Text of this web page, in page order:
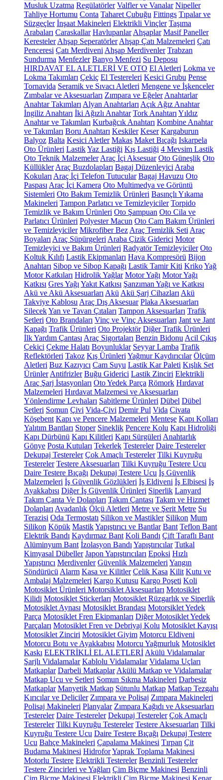
Musluk Uzatma Regülatörler Valfler ve Vanalar Nipeller
Tahliye Hortumu Conta Taharet Çubuğu Fittings Tıpalar ve
Süzgeçler İnşaat Makineleri Elektrikli Vinçler Taşıma
Arabaları Caraskallar Havlupanlar Ahşaplar Masif Paneller
Keresteler Ahşap Seperatörler Ahşap Çatı Malzemeleri Çatı
Penceresi Çatı Merdiveni Ahşap Merdivenler Trabzan
Sundurma Menfezler Banyo Menfezi Su Deposu
HIRDAVAT EL ALETLERİ VE OTO El Aletleri Lokma ve
Lokma Takımları Çekiç El Testereleri Kesici Grubu Pense
Tornavida Seramik ve Sıvacı Aletleri Mengene ve İşkenceler
Zımbalar ve Aksesuarları Zımpara ve Eğeler Anahtarlar
Anahtar Takımları Alyan Anahtarları Açık Ağız Anahtar
İngiliz Anahtarı İki Ağızlı Anahtar Tork Anahtarı Yıldız
Anahtar ve Takımları Kurbağcık Anahtarı Kombine Anahtar
ve Takımları Boru Anahtarı Keskiler Keser Kargaburun
Balyoz Balta Kesici Aletler Makas Maket Bıçağı Iskarpela
Oto Ürünleri LastikYaz Lastiği Kış Lastiği 4 Mevsim Lastik
Oto Teknik Malzemeler Araç İçi Aksesuar Oto Güneşlik Oto
Küllükler Araç Buzdolapları Bagaj Düzenleyici Araba
Kokuları Araç İçi Telefon Tutucular Bagaj Havuzu Oto
Paspası Araç İçi Kamera Oto Multimedya ve Görüntü
Sistemleri Oto Bakım Temizlik Ürünleri Basınçlı Yıkama
Makineleri Tampon Parlatıcı ve Temizleyiciler Torpido
Temizlik ve Bakım Ürünleri Oto Şampuan Oto Cila ve
Parlatıcı Ürünleri Polyester Macun Oto Cam Bakım Ürünleri
ve Temizleyiciler Mikrofiber Bez Araç Temizlik Seti Araç
Boyaları Araç Süpürgeleri Araba Çizik Giderici Motor
Temizleyici ve Bakım Ürünleri Radyatör Temizleyiciler Oto
Koltuk Kılıfı Lastik Ekipmanları Hava Kompresörü Bijon
Anahtarı Sibop ve Sibop Kapağı Lastik Tamir Kiti KrikoYağ
Motor Katkıları Hidrolik Yağlar Motor Yağı Motor Yağı
Katkısı Gres Yağı Yakıt Katkısı Şanzıman Yağı ve Katkısı
Akü ve Akü Aksesuarları Akü Akü Şarj Cihazları Akü
Takviye Kablosu Araç Dış Aksesuar Plaka Aksesuarları
SilecekYan ve Tavan Çıtaları Tampon Aksesuarları Trafik
Setleri Oto Brandaları Vinç ve Vinç Aksesuarları Jant ve Jant
Kapağı Trafik Ürünleri Oto Projektör Diğer Trafik Ürünleri
İlk Yardım Çantası Araç Sigortaları Benzin Bidonu Acil Çıkış
Çekici Çekme Halatı Boyunluklar Seyyar Lamba Trafik
Reflektörleri Takoz Kış Ürünleri Yağmur Kaydırıcılar Ölçüm
Aletleri Buz Kazıyıcı Cam Suyu Lastik Kar Paleti Kışlık Set
Ürünler Antifrizler Buğu Giderici Lastik Zinciri Elektrikli
Araç Şarj İstasyonları Oto Yedek Parça Römork Hırdavat
Malzemeleri Hırdavat Malzemesi ve Aksesuarları
Yönlendirme Levhaları Sabitleme Ürünleri Dübel Dübel
Setleri Somun Çivi Vida-Çivi Demir Pul Vida Civata
Köşebent Kapı ve Pencere Malzemeleri Menteşe Kapı Kolları
Yalıtım Bantları Stoper Sineklik Pencere Kolu Kapı Hidroliği
Kapı Dürbünü Kapı Kilitleri Kapı Sürgüleri Anahtarlık
Gönye Posta Kutuları Tekerlek Testereler Daire Testereler
Dekupaj Testereler Çok Amaçlı Testereler Tilki Kuyruğu
Testereler Testere Aksesuarları Tilki Kuyruğu Testere Ucu
Daire Testere Bıçağı Dekupaj Testere Ucu İş Güvenlik
Malzemeleri İş Güvenlik Gözlükleri İş Eldiveni İş Elbisesi İş
Ayakkabısı Diğer İş Güvenlik Ürünleri Siperlik Lanyard
Takım Çanta Ve Dolapları Takım Çantası Takım ve Hizmet
Dolapları Avadanlık Ölçü Aletleri Metre ve Şerit Metre Su
Terazisi Oda Termostatı Silikon ve Mastikler Silikon Mum
Silikon Köpük MastikYapıştırıcı ve Bantlar Bant Teflon Bant
Elektrik Bandı Kaydırmaz Bant Koli Bandı Çift Taraflı Bant
Alüminyum Bant İzolasyon Bandı Yapıştırıcılar Tutkal
Kimyasal Dübeller Japon Yapıştırıcıları Epoksi Hızlı
Yapıştırıcı Merdivenler Güvenlik Malzemeleri Yangın
Söndürücü Alarm Kasa ve Kilitler Çelik Kasa Kilit Kutu ve
Ambalaj Malzemeleri Kargo Kutusu Kargo Poşeti Koli
Motosiklet Ürünleri Motorsiklet Aksesuarları Motosiklet
Kilidi Motosiklet Stickerları Motosiklet Rüzgarlık ve Siperlik
Motosiklet Aynası Motosiklet Brandası Motorsiklet Yedek
Parça Motosiklet Fren Ekipmanları Diğer Motosiklet Yedek
Parçaları Motosiklet Fren ve Debriyaj Kolu Motosiklet Kayışı
Motosiklet Zinciri Motosiklet Giyim Motorcu Eldiveni
Motorcu Botu ve Ayakkabısı Motorcu Yağmurluk Motosiklet
Kaskı ELEKTRİKLİ EL ALETLERİ Akülü Vidalamalar
Şarjlı Vidalamalar Kablolu Vidalamalar Vidalama Uçları
Matkaplar Darbeli Matkaplar Akülü Matkap ve Vidalamalar
Matkap Ucu ve Setleri Somun Sıkma Makineleri Darbesiz
Matkaplar Manyetik Matkap Sütunlu Matkap Matkap Tezgahı
Kırıcılar ve Deliciler Zımpara ve Polisaj Zımpara Makineleri
Polisaj Makineleri Planyalar Zımpara Kağıdı ve Aksesuarları
Testereler Daire Testereler Dekupaj Testereler Çok Amaçlı
Testereler Tilki Kuyruğu Testereler Testere Aksesuarları Tilki
Kuyruğu Testere Ucu Daire Testere Bıçağı Dekupaj Testere
Ucu Bahçe Makineleri Çapalama Makinesi Tırpan Çit
Budama Makinesi HidroforYaprak Toplama Makinesi
Motorlu Testere Elektrikli Testereler Benzinli Testereler
Testere Zincirleri ve Yağları Çim Biçme Makinesi Benzinli
Çim Biçme Makinesi Elektrikli Çim Biçme Makinesi Kenar